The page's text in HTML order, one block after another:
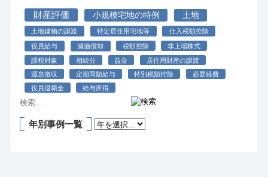
財産評価 小規模宅地の特例 土地
土地建物の譲渡 特定居住用宅地等 仕入税額控除
役員給与 減価償却 税額控除
非上場株式
課税対象
相続分 益金
居住用財産の譲渡
源泉徴収
定期同額給与 特別税額控除
必要経費
役員退職金
給与所得
年別事例一覧